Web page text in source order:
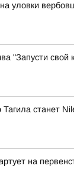
уловки
"Запусти свой
станет
на